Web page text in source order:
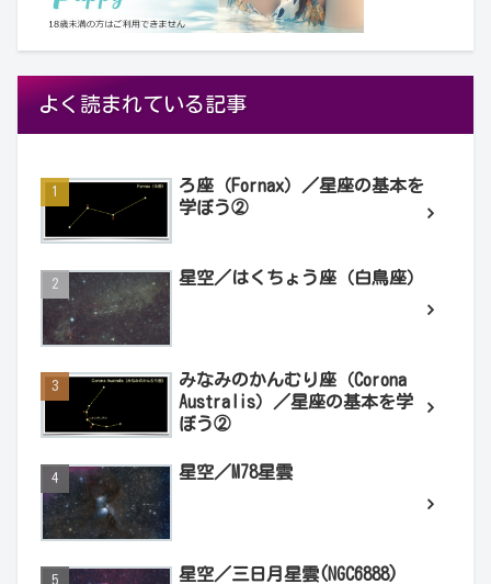
よく読まれている記事
ろ座（Fornax）／星座の基本を
学ぼう②
星空／はくちょう座（白鳥座）
みなみのかんむり座（Corona
Australis）／星座の基本を学
ぼう②
星空／M78星雲
星空／三日月星雲(NGC6888)